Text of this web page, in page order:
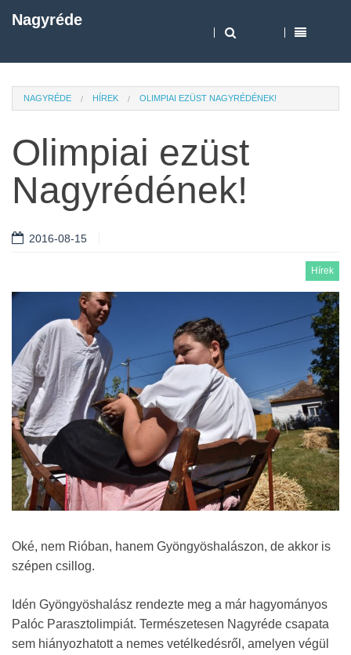
Nagyréde
NAGYRÉDE HÍREK OLIMPIAI EZÜST NAGYRÉDÉNEK!
Olimpiai ezüst
Nagyrédének!
2016-08-15
Hírek
Oké, nem Rióban, hanem Gyöngyöshalászon, de akkor is
szépen csillog.
Idén Gyöngyöshalász rendezte meg a már hagyományos
Palóc Parasztolimpiát. Természetesen Nagyréde csapata
sem hiányozhatott a nemes vetélkedésről, amelyen végül